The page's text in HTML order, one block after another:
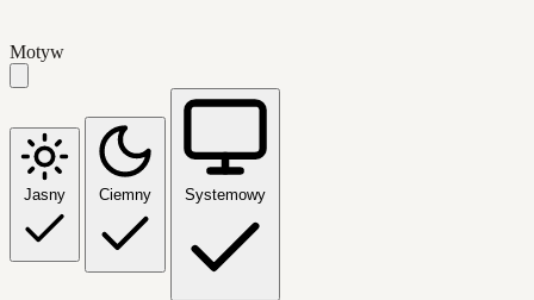
Motyw
Jasny Ciemny Systemowy